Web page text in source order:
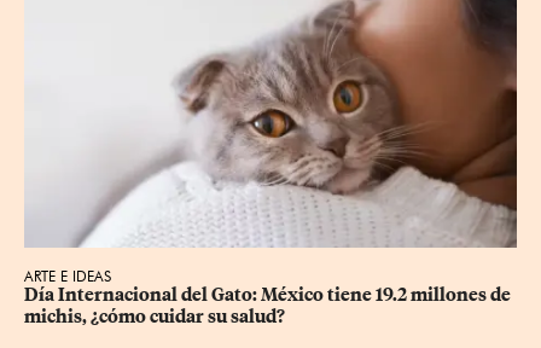
ARTE E IDEAS
Día Internacional del Gato: México tiene 19.2 millones de
michis, ¿cómo cuidar su salud?